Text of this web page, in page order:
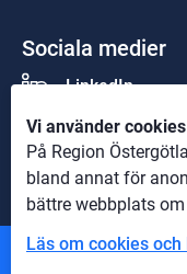
Vi använder cookies
På Region
bland annat för
bättre webbplats
Läs om cookies
Sociala medier
LinkedIn
Youtube